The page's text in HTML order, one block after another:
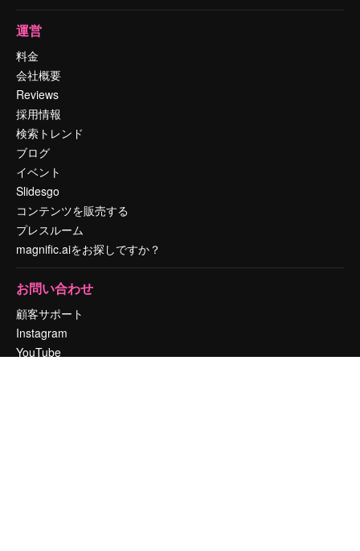
運営
料金
会社概要
Reviews
採用情報
検索トレンド
ブログ
イベント
Slidesgo
コンテンツを販売する
プレスルーム
magnific.aiをお探しですか？
お問い合わせ
顧客サポート
Instagram
YouTube